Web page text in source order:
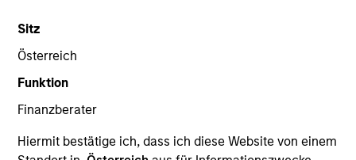
Sitz
Österreich
Funktion
Finanzberater
Hiermit bestätige ich, dass ich diese Website von einem
Stanley Investment Management.
Klicken Sie auf den Fondsnamen, um Informationen über
die Renditen des Kalenderjahres zu erhalten.